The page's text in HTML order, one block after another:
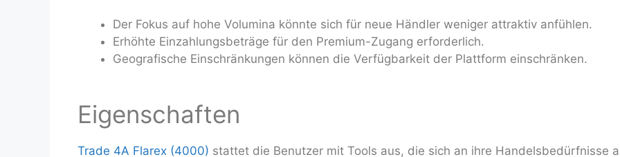
Der Fokus auf hohe Volumina könnte sich für neue Händler weniger attraktiv anfühlen.
Erhöhte Einzahlungsbeträge für den Premium-Zugang erforderlich.
Geografische Einschränkungen können die Verfügbarkeit der Plattform einschränken.
Eigenschaften
Trade 4A Flarex (4000) stattet die Benutzer mit Tools aus, die sich an ihre Handelsbedürfnisse